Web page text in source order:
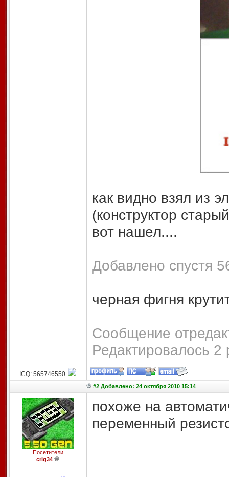
как видно взял из
(конструктор
вот нашел....
Добавлено спустя
черная фигня
Сообщение
Редактировалось 2
ICQ: 565746550
#2 Добавлено: 24 октября 2010 15:14
Посетители
crig34
--
похоже на
переменный